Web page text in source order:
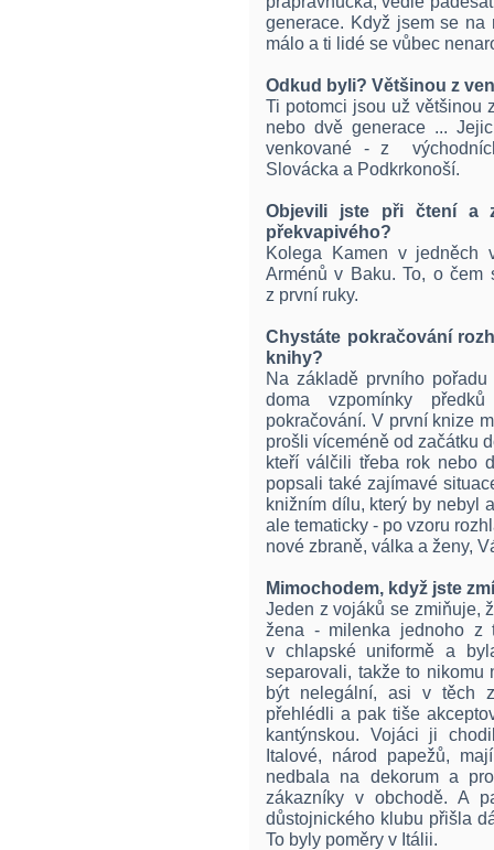
generace. Když jsem se
málo a ti lidé se vůbec
Odkud byli? Většinou z
Ti potomci jsou už většinou
nebo dvě generace ...
venkované - z
Slovácka a Podkrkonoší.
Objevili jste při čtení a
překvapivého?
Kolega Kamen v jedněch
Arménů v Baku. To, o čem
z první ruky.
Chystáte pokračování
knihy?
Na základě prvního
doma vzpomínky
pokračování. V první knize
prošli víceméně od začátku
kteří válčili třeba rok nebo
popsali také zajímavé
knižním dílu, který by nebyl
ale tematicky - po vzoru
nové zbraně, válka a ženy,
Mimochodem, když jste
Jeden z vojáků se zmiňuje,
žena - milenka jednoho z
v chlapské uniformě a
separovali, takže to nikomu
být nelegální, asi v těch
přehlédli a pak tiše
kantýnskou. Vojáci ji
Italové, národ papežů,
nedbala na dekorum a
zákazníky v obchodě. A
důstojnického klubu přišla
To byly poměry v Itálii.